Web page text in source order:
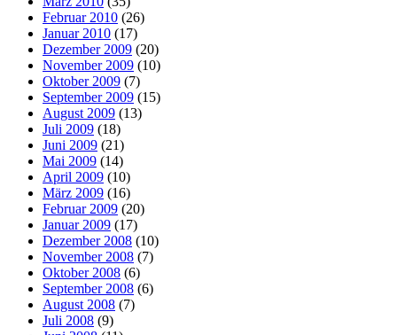
Februar 2010 (26)
Januar 2010 (17)
Dezember 2009 (20)
November 2009 (10)
Oktober 2009 (7)
September 2009 (15)
August 2009 (13)
Juli 2009 (18)
Juni 2009 (21)
Mai 2009 (14)
April 2009 (10)
März 2009 (16)
Februar 2009 (20)
Januar 2009 (17)
Dezember 2008 (10)
November 2008 (7)
Oktober 2008 (6)
September 2008 (6)
August 2008 (7)
Juli 2008 (9)